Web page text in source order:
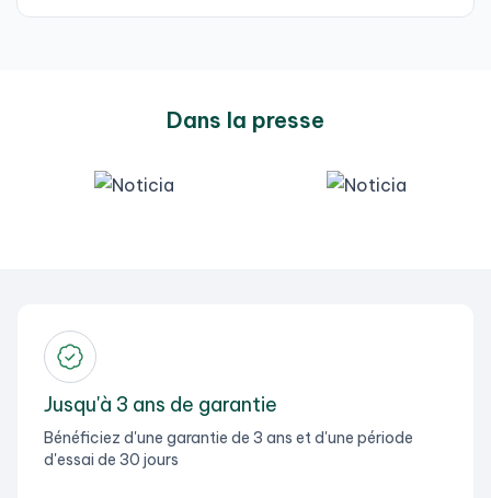
Dans la presse
Jusqu'à 3 ans de garantie
Bénéficiez d'une garantie de 3 ans et d'une période
d'essai de 30 jours